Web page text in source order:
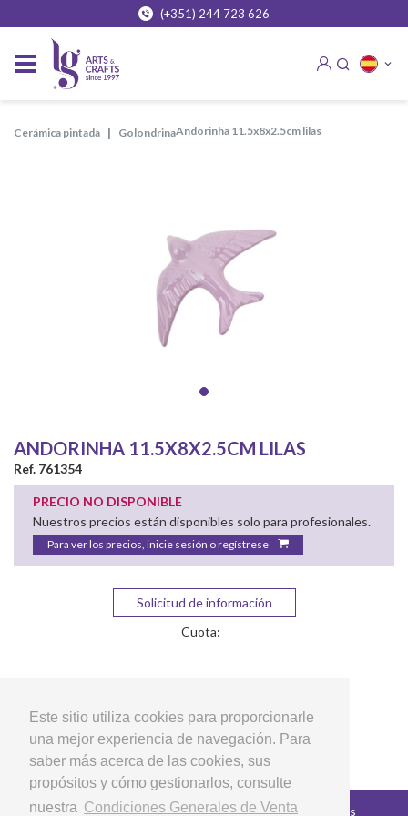
Este sitio utiliza cookies para proporcionarle
una mejor experiencia de navegación. Para
saber más acerca de las cookies, sus
propósitos y cómo gestionarlos, consulte
nuestra Condiciones Generales de Venta
(+351) 244 723 626
cerámica pintada golondrina andorinha 11.5x8x2.5cm lilas
ANDORINHA 11.5X8X2.5CM LILAS
Ref. 761354
PRECIO NO DISPONIBLE
Nuestros precios están disponibles solo para profesionales.
Para ver los precios, inicie sesión o regístrese
Solicitud de información
Cuota:
Copyright © 2026 LG Arts Crafts Todos los derechos